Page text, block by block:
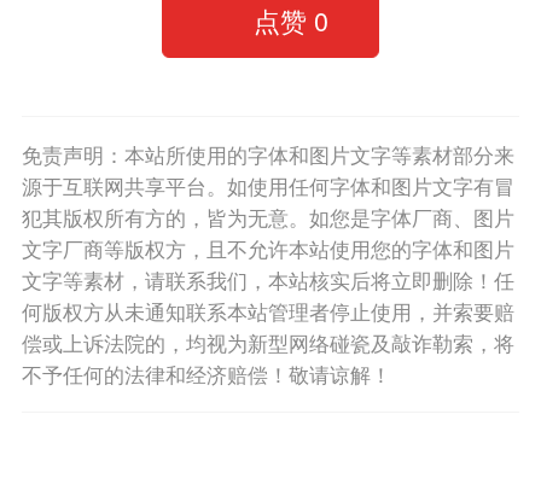
点赞 0
免责声明：本站所使用的字体和图片文字等素材部分来
源于互联网共享平台。如使用任何字体和图片文字有冒
犯其版权所有方的，皆为无意。如您是字体厂商、图片
文字厂商等版权方，且不允许本站使用您的字体和图片
文字等素材，请联系我们，本站核实后将立即删除！任
何版权方从未通知联系本站管理者停止使用，并索要赔
偿或上诉法院的，均视为新型网络碰瓷及敲诈勒索，将
不予任何的法律和经济赔偿！敬请谅解！